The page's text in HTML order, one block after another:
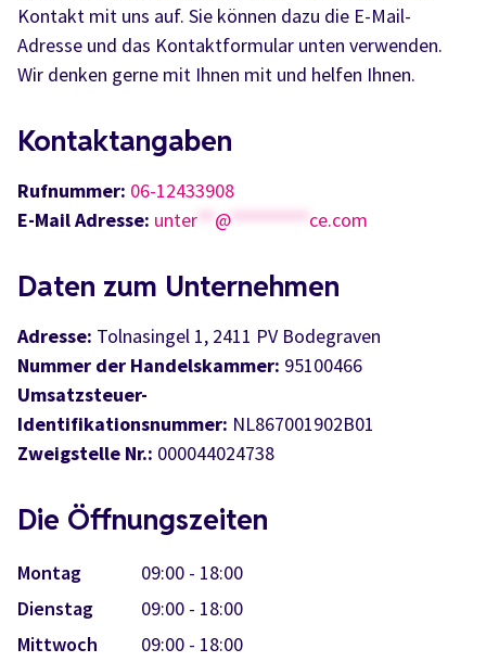
Kontakt mit uns auf. Sie können dazu die E-Mail-
Adresse und das Kontaktformular unten verwenden.
Wir denken gerne mit Ihnen mit und helfen Ihnen.
Kontaktangaben
Rufnummer: 06-12433908
E-Mail Adresse: unter** @********* ce.com
Daten zum Unternehmen
Adresse: Tolnasingel 1, 2411 PV Bodegraven
Nummer der Handelskammer: 95100466
Umsatzsteuer-
Identifikationsnummer: NL867001902B01
Zweigstelle Nr.: 000044024738
Die Öffnungszeiten
Montag
09:00 - 18:00
Dienstag
09:00 - 18:00
Mittwoch
09:00 - 18:00